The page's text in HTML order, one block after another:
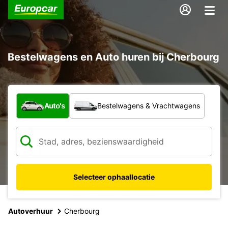
Bestelwagens en Auto huren bij Cherbourg
Welk type voertuig?
Auto's Bestelwagens & Vrachtwagens
Selecteer ophaallocatie
Autoverhuur Cherbourg